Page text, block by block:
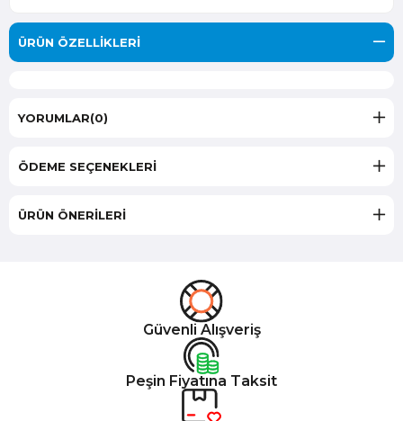
ÜRÜN ÖZELLIKLERI
YORUMLAR(0)
ÖDEME SEÇENEKLERI
ÜRÜN ÖNERILERI
Güvenli Alışveriş
Peşin Fiyatına Taksit